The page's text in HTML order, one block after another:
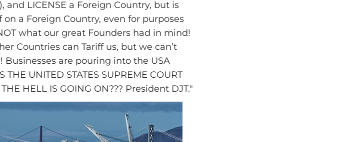
and LICENSE a Foreign Country, but is
a Foreign Country, even for purposes
what our great Founders had in mind!
Countries can Tariff us, but we can’t
Businesses are pouring into the USA
THE UNITED STATES SUPREME COURT
HELL IS GOING ON??? President DJT."